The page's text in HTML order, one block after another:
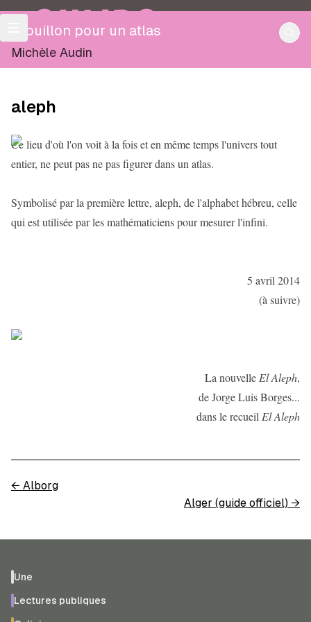
OULIPO
Brouillon pour un atlas
Michèle Audin
aleph
Ce lieu d'où l'on voit à la fois et en même temps l'univers tout
entier, ne peut pas ne pas figurer dans un atlas.
Symbolisé par la première lettre, aleph, de l'alphabet hébreu, celle
qui est utilisée par les mathématiciens pour mesurer l'infini.
5 avril 2014
(à suivre)
La nouvelle El Aleph,
de Jorge Luis Borges...
dans le recueil El Aleph
← Alborg
Alger (guide officiel) →
Une
Lectures publiques